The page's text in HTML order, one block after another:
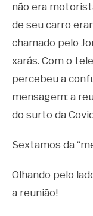
não era
de seu carro
chamado pelo
xarás. Com o
percebeu a
mensagem: a
do surto da
Sextamos da
Olhando pelo
a reunião!